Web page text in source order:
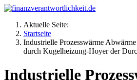
Aktuelle Seite:
Startseite
Industrielle Prozesswärme
durch Kugelheizung-Hoyer der
Industrielle